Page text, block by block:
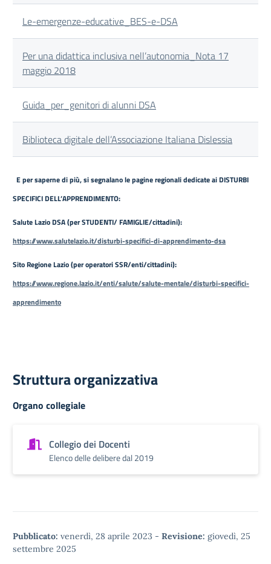
Le-emergenze-educative_BES-e-DSA
Per una didattica inclusiva nell’autonomia_Nota 17
maggio 2018
Guida_per_genitori di alunni DSA
Biblioteca digitale dell’Associazione Italiana Dislessia
E per saperne di più, si segnalano le pagine regionali dedicate ai DISTURBI
SPECIFICI DELL’APPRENDIMENTO:
Salute Lazio DSA (per STUDENTI/ FAMIGLIE/cittadini):
https://www.salutelazio.it/disturbi-specifici-di-apprendimento-dsa
Sito Regione Lazio (per operatori SSR/enti/cittadini):
https://www.regione.lazio.it/enti/salute/salute-mentale/disturbi-specifici-
apprendimento
Struttura organizzativa
Organo collegiale
Collegio dei Docenti
Elenco delle delibere dal 2019
Pubblicato: venerdì, 28 aprile 2023 - Revisione: giovedì, 25
settembre 2025